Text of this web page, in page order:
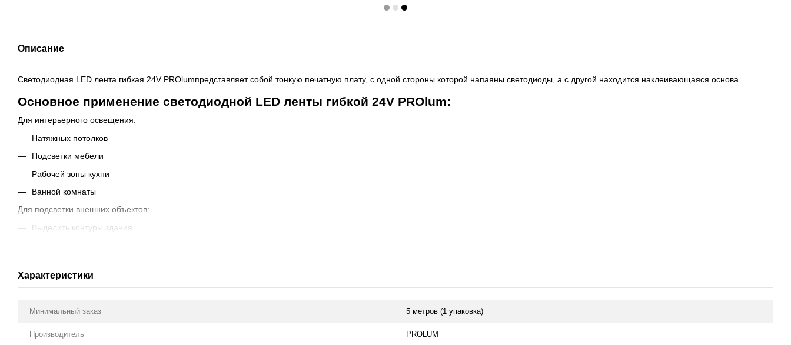
Описание
Светодиодная LED лента гибкая 24V PROlumпредставляет собой тонкую печатную плату, с одной стороны которой напаяны светодиоды, а с другой находится наклеивающаяся основа.
Основное применение светодиодной LED ленты гибкой 24V PROlum:
Для интерьерного освещения:
Натяжных потолков
Подсветки мебели
Рабочей зоны кухни
Ванной комнаты
Для подсветки внешних объектов:
Выделить контуры здания
Контурной подсветки фар
Соответствие стандартам ROHs, CE
Характеристики
Минимальный заказ 5 метров (1 упаковка)
Производитель PROLUM